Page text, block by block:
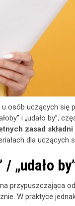
u osób uczących się
i „udało by”,
zasad
dla uczących
„udało
przypuszczająca
W praktyce